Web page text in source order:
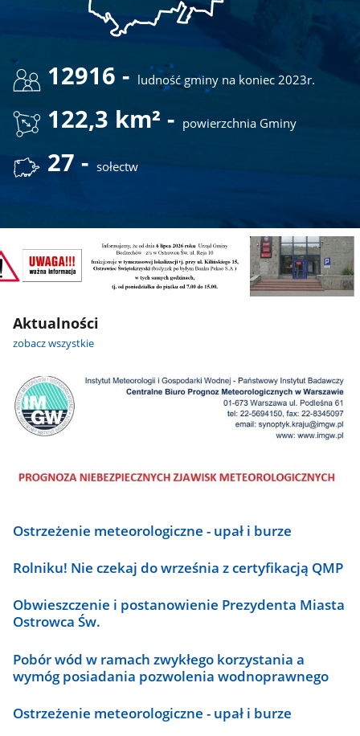
12916 - ludność gminy na koniec 2023r.
122,3 km² - powierzchnia Gminy
27 - sołectw
.
Aktualności
zobacz wszystkie
Ostrzeżenie meteorologiczne - upał i burze
Rolniku! Nie czekaj do września z certyfikacją QMP
Obwieszczenie i postanowienie Prezydenta Miasta
Ostrowca Św.
Pobór wód w ramach zwykłego korzystania a
wymóg posiadania pozwolenia wodnoprawnego
Ostrzeżenie meteorologiczne - upał i burze